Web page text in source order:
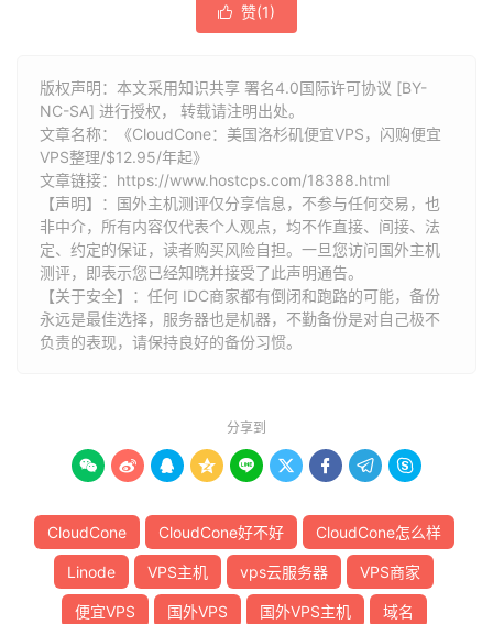
 赞(1)
版权声明：本文采用知识共享 署名4.0国际许可协议 [BY-
NC-SA] 进行授权， 转载请注明出处。
文章名称：《CloudCone：美国洛杉矶便宜VPS，闪购便宜
VPS整理/$12.95/年起》
文章链接： https://www.hostcps.com/18388.html
【声明】：国外主机测评仅分享信息，不参与任何交易，也
非中介，所有内容仅代表个人观点，均不作直接、间接、法
定、约定的保证，读者购买风险自担。一旦您访问国外主机
测评，即表示您已经知晓并接受了此声明通告。
【关于安全】：任何 IDC商家都有倒闭和跑路的可能，备份
永远是最佳选择，服务器也是机器，不勤备份是对自己极不
负责的表现，请保持良好的备份习惯。
分享到
        
CloudCone CloudCone好不好 CloudCone怎么样
Linode VPS主机 vps云服务器 VPS商家
便宜VPS 国外VPS 国外VPS主机 域名